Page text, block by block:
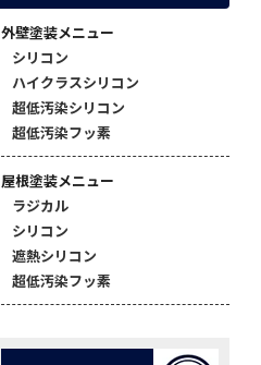
外壁塗装メニュー
シリコン
ハイクラスシリコン
超低汚染シリコン
超低汚染フッ素
屋根塗装メニュー
ラジカル
シリコン
遮熱シリコン
超低汚染フッ素